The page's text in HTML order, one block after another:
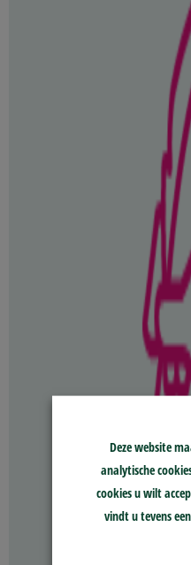
Deze website
analytische
cookies u wilt
vindt u tevens